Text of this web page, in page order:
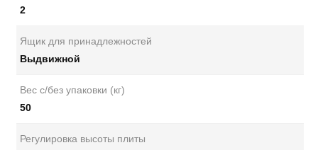
2
Ящик для принадлежностей
Выдвижной
Вес с/без упаковки (кг)
50
Регулировка высоты плиты